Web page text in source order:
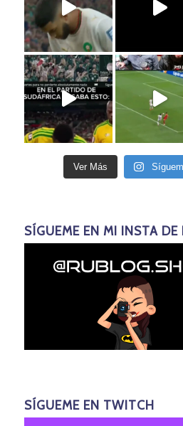
Ver Más
SÍGUEME EN MI INSTA
SÍGUEME EN TWITCH